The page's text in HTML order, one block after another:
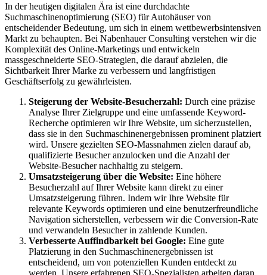
In der heutigen digitalen Ära ist eine durchdachte
Suchmaschinenoptimierung (SEO) für Autohäuser von
entscheidender Bedeutung, um sich in einem wettbewerbsintensiven
Markt zu behaupten. Bei Nabenhauer Consulting verstehen wir die
Komplexität des Online-Marketings und entwickeln
massgeschneiderte SEO-Strategien, die darauf abzielen, die
Sichtbarkeit Ihrer Marke zu verbessern und langfristigen
Geschäftserfolg zu gewährleisten.
Steigerung der Website-Besucherzahl: Durch eine präzise
Analyse Ihrer Zielgruppe und eine umfassende Keyword-
Recherche optimieren wir Ihre Website, um sicherzustellen,
dass sie in den Suchmaschinenergebnissen prominent platziert
wird. Unsere gezielten SEO-Massnahmen zielen darauf ab,
qualifizierte Besucher anzulocken und die Anzahl der
Website-Besucher nachhaltig zu steigern.
Umsatzsteigerung über die Website: Eine höhere
Besucherzahl auf Ihrer Website kann direkt zu einer
Umsatzsteigerung führen. Indem wir Ihre Website für
relevante Keywords optimieren und eine benutzerfreundliche
Navigation sicherstellen, verbessern wir die Conversion-Rate
und verwandeln Besucher in zahlende Kunden.
Verbesserte Auffindbarkeit bei Google: Eine gute
Platzierung in den Suchmaschinenergebnissen ist
entscheidend, um von potenziellen Kunden entdeckt zu
werden. Unsere erfahrenen SEO-Spezialisten arbeiten daran,